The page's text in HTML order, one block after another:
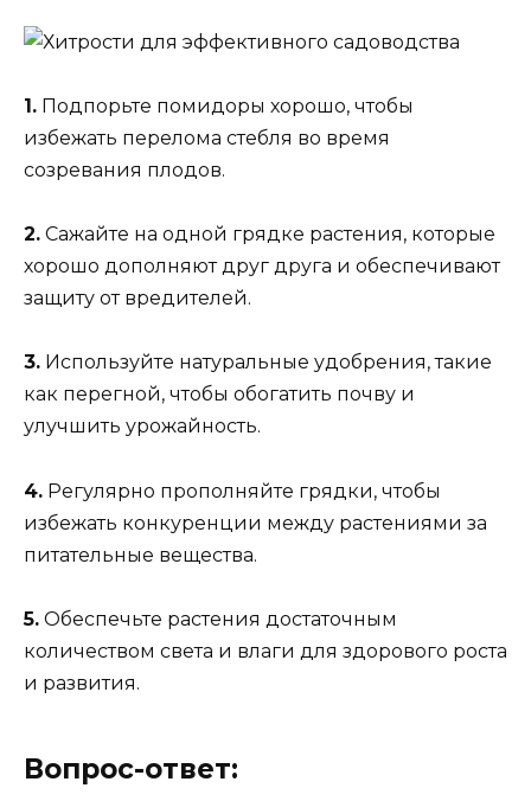
1. Подпорьте помидоры хорошо, чтобы
избежать перелома стебля во время
созревания плодов.
2. Сажайте на одной грядке растения, которые
хорошо дополняют друг друга и обеспечивают
защиту от вредителей.
3. Используйте натуральные удобрения, такие
как перегной, чтобы обогатить почву и
улучшить урожайность.
4. Регулярно прополняйте грядки, чтобы
избежать конкуренции между растениями за
питательные вещества.
5. Обеспечьте растения достаточным
количеством света и влаги для здорового роста
и развития.
Вопрос-ответ: